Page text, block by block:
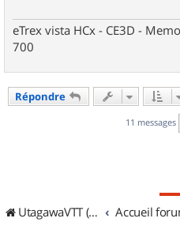
eTrex vista HCx - CE3D -
700
Répondre
11 messages
UtagawaVTT (Randos VTT et VTTAE avec traces GPS) Accueil